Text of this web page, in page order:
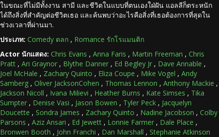
ในขณะที่ไม่มีทั้งงาน สามี และชีวิตในแบบที่ตนเองใฝ่ฝัน แอลลีก็ตระหนัก
ได้ถึงสิ่งที่สำคัญต่อชีวิตเธอ และค้นพบว่าอะไรคือสิ่งที่เธอต้องการที่สุดใน
ช่วงเวลาที่ผ่านมา.
ประเภท: Comedy ตลก , Romance รักโรแมนติก
Actor นักแสดง: Chris Evans , Anna Faris , Martin Freeman , Chris
Pratt , Ari Graynor , Blythe Danner , Ed Begley Jr , Dave Annable ,
Joel McHale , Zachary Quinto , Eliza Coupe , Mike Vogel , Andy
Samberg , Oliver JacksonCohen , Thomas Lennon , Anthony Mackie ,
Jackson Nicoll , Ivana Milievi , Heather Burns , Kate Simses , Tika
Sumpter , Denise Vasi , Jason Bowen , Tyler Peck , Jacquelyn
Doucette , Sondra James , Zachary Quinto , Nadine Jacobson , Colby
Parsons , Aziz Ansari , Ed Jewett , Lonnie Farmer , Dale Place ,
Bronwen Booth , John Franchi , Dan Marshall , Stephanie Atkinson